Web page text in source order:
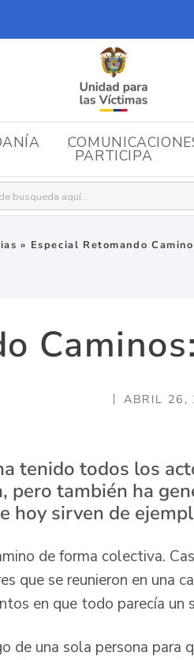
PARTICIPA
» Especial Retomando
ABRIL 26,
tenido todos los
pero también ha
hoy sirven de
de forma colectiva.
que se reunieron en una
en que todo parecía un
de una sola persona para